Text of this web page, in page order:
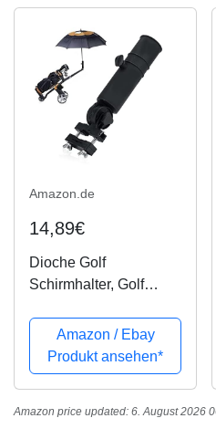
Amazon.de
14,89€
Dioche Golf
Schirmhalter, Golf
Schirmständer
Schwarz für Golfwagen
Griffe
Amazon / Ebay
Produkt ansehen*
Amazon price updated: 6. August 2026